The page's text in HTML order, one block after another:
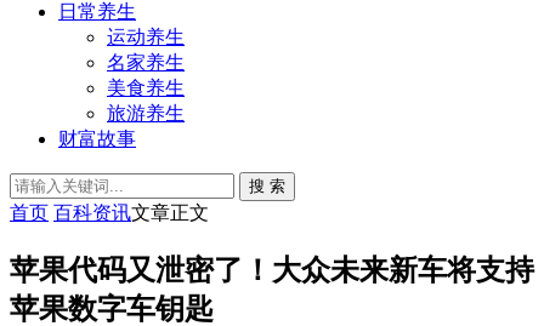
日常养生
运动养生
名家养生
美食养生
旅游养生
财富故事
搜 索
首页 百科资讯文章正文
苹果代码又泄密了！大众未来新车将支持
苹果数字车钥匙